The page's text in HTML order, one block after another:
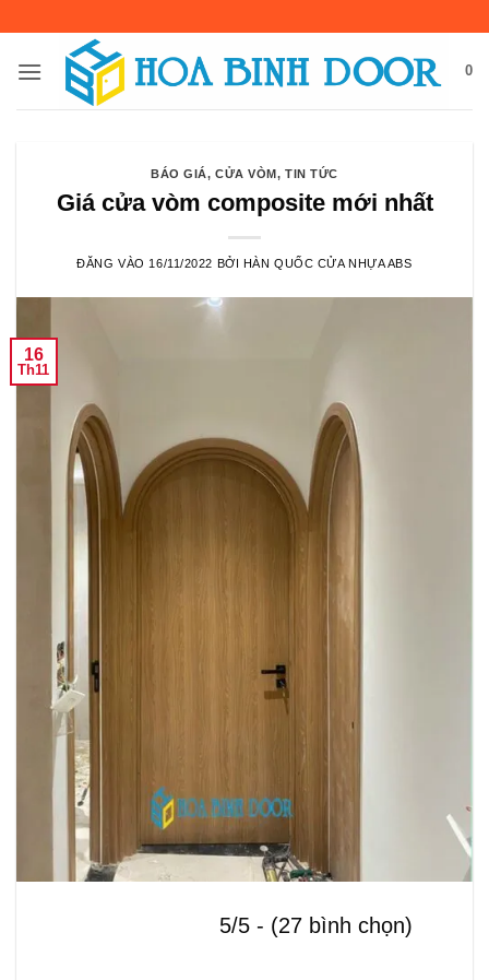
nội
0
BÁO GIÁ,CỬA VÒM,TIN TỨC
Giá cửa vòm composite mới nhất
ĐĂNG VÀO 16/11/2022 BỞI HÀN QUỐC CỬA NHỰA ABS
16
Th11
5/5 - (27 bình chọn)